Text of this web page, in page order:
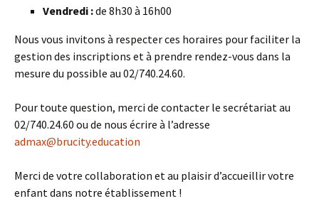
Vendredi :de 8h30 à 16h00
Nous vous invitons à respecter ces horaires pour faciliter la
gestion des inscriptions et à prendre rendez-vous dans la
mesure du possible au 02/740.24.60.
Pour toute question, merci de contacter le secrétariat au
02/740.24.60 ou de nous écrire à l’adresse
admax@brucity.education
Merci de votre collaboration et au plaisir d’accueillir votre
enfant dans notre établissement !